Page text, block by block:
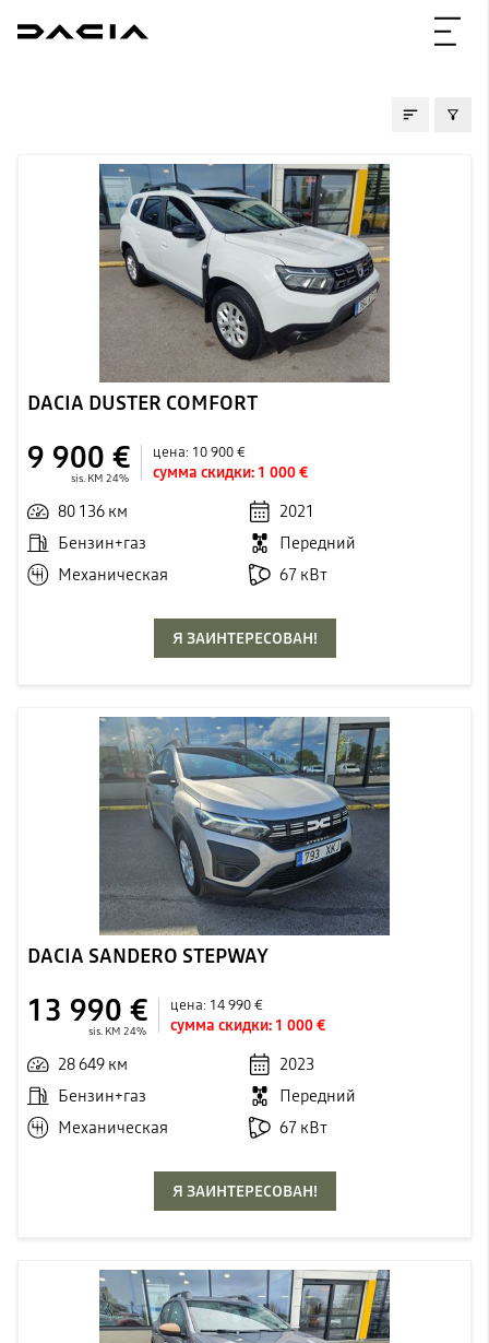
DACIA DUSTER COMFORT
9 900 €
sis. KM 24%
цена: 10 900 €
сумма скидки: 1 000 €
80 136 км
2021
Бензин+газ
Передний
Механическая
67 кВт
Я ЗАИНТЕРЕСОВАН!
DACIA SANDERO STEPWAY
13 990 €
sis. KM 24%
цена: 14 990 €
сумма скидки: 1 000 €
28 649 км
2023
Бензин+газ
Передний
Механическая
67 кВт
Я ЗАИНТЕРЕСОВАН!